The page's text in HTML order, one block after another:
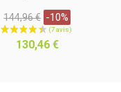
Prix
habituel
144,96 € -10%
Prix
130,46 €
APERÇU RAPIDE